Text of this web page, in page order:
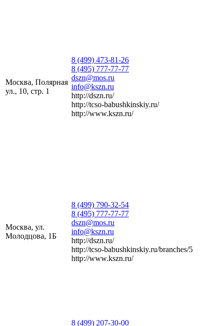
Москва, Полярная
ул., 10, стр. 1
8 (499) 473-81-26
8 (495) 777-77-77
dszn@mos.ru
info@kszn.ru
http://dszn.ru/
http://tcso-babushkinskiy.ru/
http://www.kszn.ru/
Москва, ул.
Молодцова, 1Б
8 (499) 790-32-54
8 (495) 777-77-77
dszn@mos.ru
info@kszn.ru
http://dszn.ru/
http://tcso-babushkinskiy.ru/branches/5
http://www.kszn.ru/
8 (499) 207-30-00